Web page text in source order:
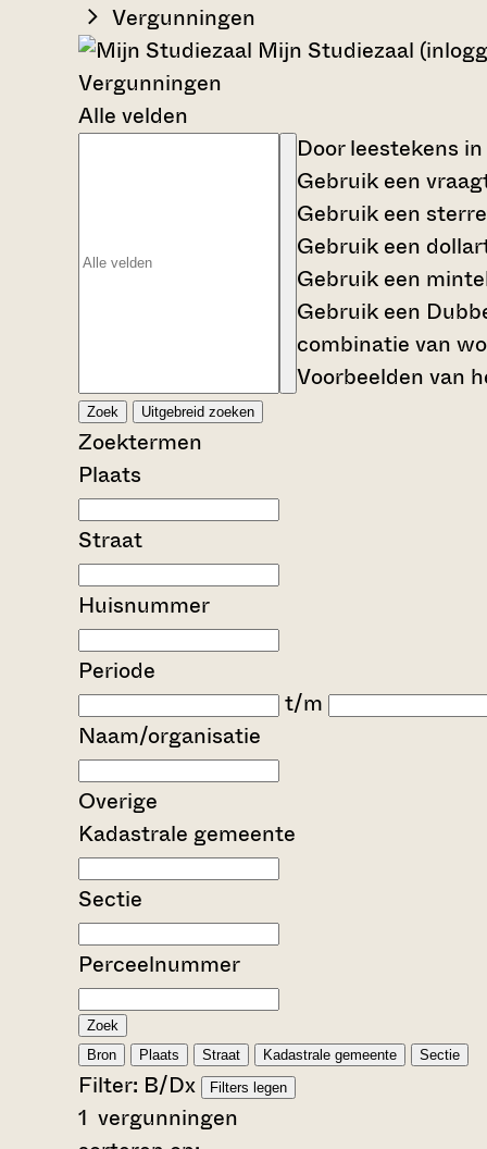
Vergunningen
Mijn Studiezaal
Vergunningen
Alle velden
Door leestekens
Gebruik een
Gebruik een
Gebruik een
Gebruik een
Gebruik een
combinatie van
Voorbeelden van
Zoek Uitgebreid zoeken
Zoektermen
Plaats
Straat
Huisnummer
Periode
t/m
Naam/organisatie
Overige
Kadastrale gemeente
Sectie
Perceelnummer
Zoek
Bron
Plaats Straat Kadastrale gemeente Sectie
Filter: B/Dx Filters legen
1 vergunningen